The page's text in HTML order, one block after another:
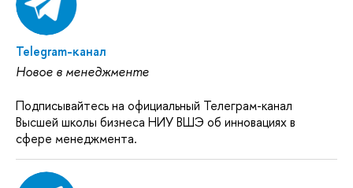
Telegram-канал
Новое в менеджменте
Подписывайтесь на официальный Телеграм-канал
Высшей школы бизнеса НИУ ВШЭ об инновациях в
сфере менеджмента.